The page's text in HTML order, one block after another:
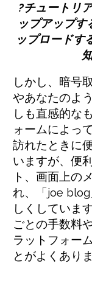
?チュートリ
ップアップす
ップロードす
しかし、暗号
やあなたのよ
しも直感的な
ォームによっ
訪れたときに
いますが、便
ト、画面上の
れ、「joe
しくしていま
ごとの手数料
ラットフォー
とがよくありま